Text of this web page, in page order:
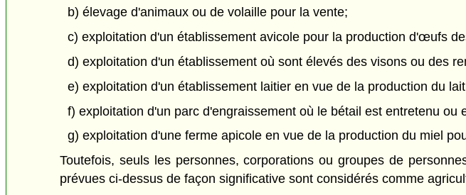
b) élevage d'animaux ou de volaille pour la vente;
c) exploitation d'un établissement avicole pour la production d'œufs
d) exploitation d'un établissement où sont élevés des visons ou des
e) exploitation d'un établissement laitier en vue de la production du
f) exploitation d'un parc d'engraissement où le bétail est entretenu ou
g) exploitation d'une ferme apicole en vue de la production du miel
Toutefois, seuls les personnes, corporations ou groupes de
prévues ci-dessus de façon significative sont considérés comme